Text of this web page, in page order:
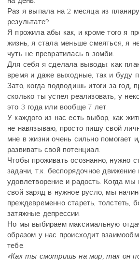
Раз я выпала на 2 месяца из
результате?
Я прожила абы как, и кроме того я
жизнь, я стала меньше смеяться, я
чуть не превратилась в зомби.
Для себя я сделала выводы: как
время и даже выходные, так и буду
Зато, когда подводишь итоги за год,
сколько ты успел реализовать, у
это 3 года или вообще 7 лет.
У каждого из нас есть выбор, как
не навязываю, просто пишу свой
мне в жизни очень сильно помогает
развивать свой потенциал.
Чтобы проживать осознанно, нужно
задачи, т.к. беспорядочное
удовлетворение и радость. Когда
свой заряд в нужное русло, мы
преждевременно стареть, толстеть,
затяжные депрессии.
Но мы выбираем максимальную
образом у нас происходит
тебе.
«Как ты смотришь на мир, так он